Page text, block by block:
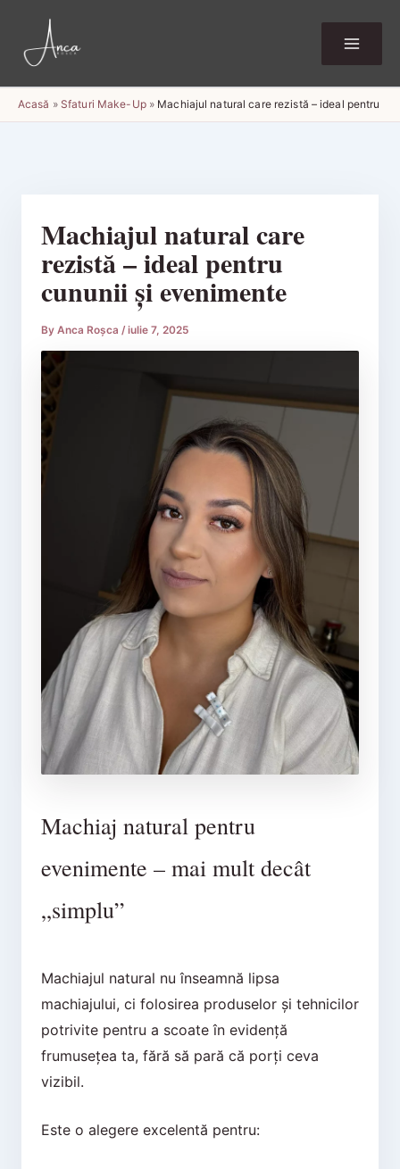
content
Acasă » Sfaturi Make-Up» Machiajul natural care rezistă – ideal pentru
Machiajul natural care
rezistă – ideal pentru
cununii și evenimente
By Anca Roșca /iulie 7, 2025
Machiaj natural pentru
evenimente – mai mult decât
„simplu”
Machiajul natural nu înseamnă lipsa
machiajului, ci folosirea produselor și tehnicilor
potrivite pentru a scoate în evidență
frumusețea ta, fără să pară că porți ceva
vizibil.
Este o alegere excelentă pentru: